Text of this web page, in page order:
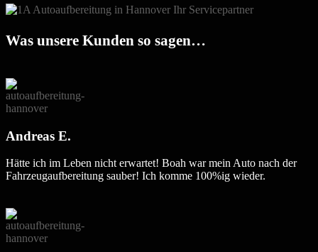
Was unsere Kunden so sagen…
Andreas E.
Hätte ich im Leben nicht erwartet! Boah war mein Auto nach der
Fahrzeugaufbereitung sauber! Ich komme 100%ig wieder.